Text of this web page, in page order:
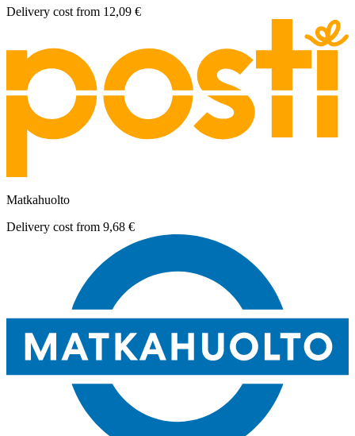
Delivery cost from 12,09 €
Matkahuolto
Delivery cost from 9,68 €